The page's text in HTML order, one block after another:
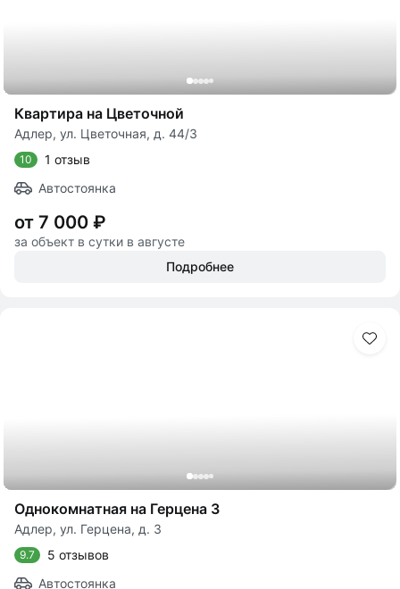
Квартира на Цветочной
Адлер, ул. Цветочная, д. 44/3
10
1 отзыв
Автостоянка
от 7 000 ₽
за объект в сутки в августе
Подробнее
Однокомнатная на Герцена 3
Адлер, ул. Герцена, д. 3
9.7
5 отзывов
Автостоянка